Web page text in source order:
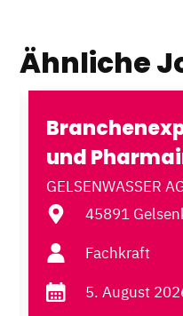
Ähnliche
und
GELSENWASSER
45891
Fachkraft
5. August